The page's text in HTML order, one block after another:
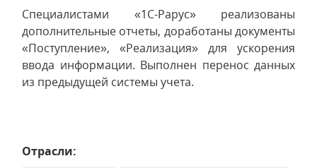
Специалистами «1С-Рарус» реализованы
дополнительные отчеты, доработаны документы
«Поступление», «Реализация» для ускорения
ввода информации. Выполнен перенос данных
из предыдущей системы учета.
Отрасли: